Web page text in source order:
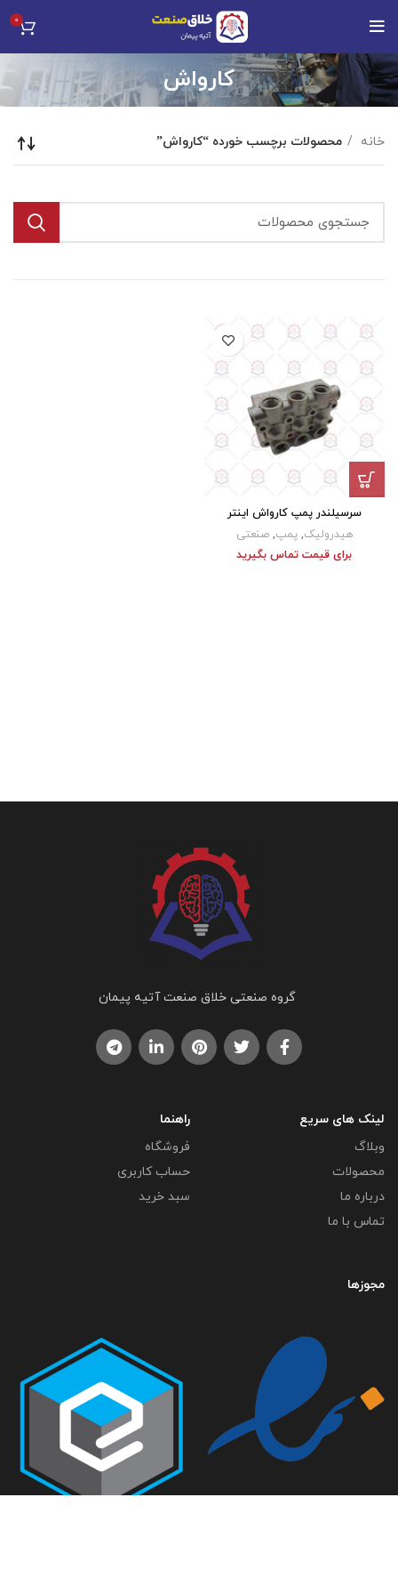
0
کارواش
خانه محصولات برچسب خورده “کارواش”
سرسیلندر پمپ کارواش اینتر
هیدرولیک,پمپ,صنعتی
برای قیمت تماس بگیرید
گروه صنعتی خلاق صنعت آتیه پیمان
لینک های سریع
وبلاگ
محصولات
درباره ما
تماس با ما
راهنما
فروشگاه
حساب کاربری
سبد خرید
مجوزها